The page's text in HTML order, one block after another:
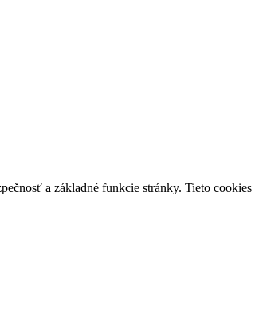
a základné funkcie stránky. Tieto cookies